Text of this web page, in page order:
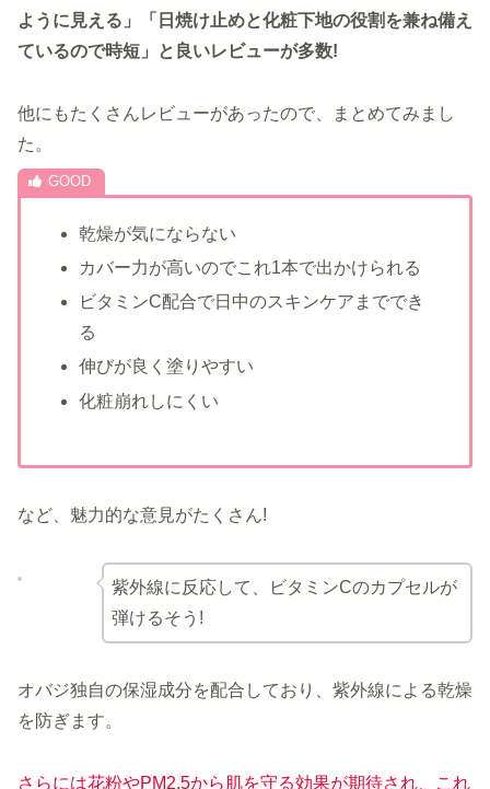
ように見える」「日焼け止めと化粧下地の役割を兼ね備え
ているので時短」と良いレビューが多数!
他にもたくさんレビューがあったので、まとめてみまし
た。
乾燥が気にならない
カバー力が高いのでこれ1本で出かけられる
ビタミンC配合で日中のスキンケアまででき
る
伸びが良く塗りやすい
化粧崩れしにくい
など、魅力的な意見がたくさん!
紫外線に反応して、ビタミンCのカプセルが
弾けるそう!
オバジ独自の保湿成分を配合しており、紫外線による乾燥
を防ぎます。
さらには花粉やPM2.5から肌を守る効果が期待され、これ